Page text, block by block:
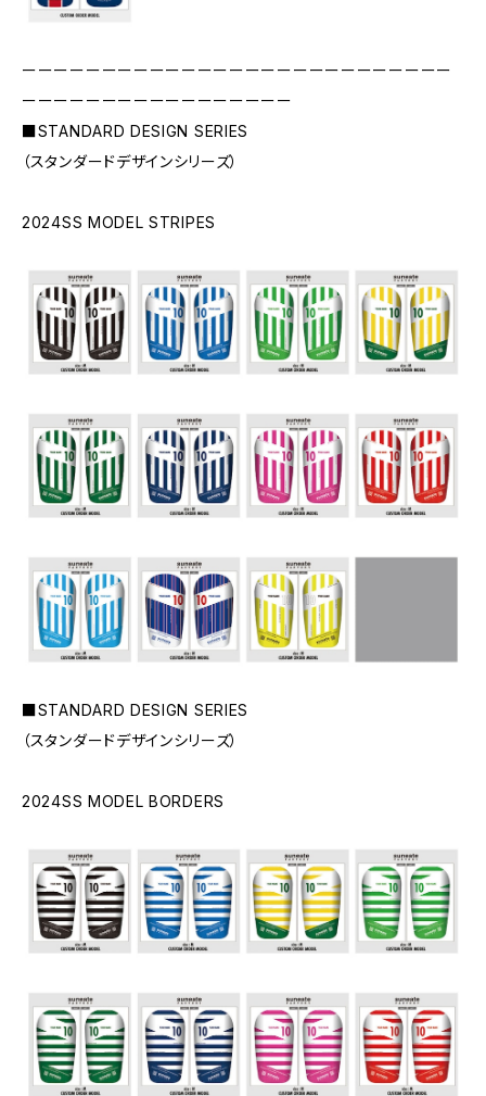
ーーーーーーーーーーーーーーーーーーーーーーーーーーー
ーーーーーーーーーーーーーーーーー
■STANDARD DESIGN SERIES
（スタンダードデザインシリーズ）
2024SS MODEL STRIPES
■STANDARD DESIGN SERIES
（スタンダードデザインシリーズ）
2024SS MODEL BORDERS